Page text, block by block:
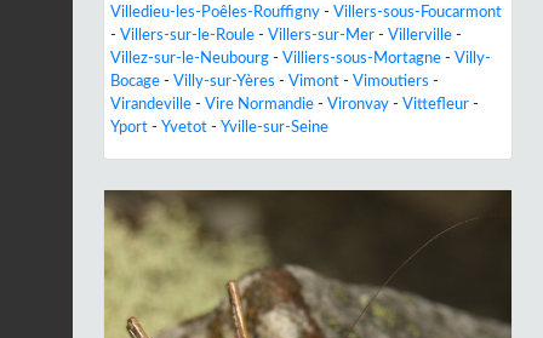
Villedieu-les-Poêles-Rouffigny - Villers-sous-Foucarmont
- Villers-sur-le-Roule - Villers-sur-Mer - Villerville -
Villez-sur-le-Neubourg - Villiers-sous-Mortagne - Villy-
Bocage - Villy-sur-Yères - Vimont - Vimoutiers -
Virandeville - Vire Normandie - Vironvay - Vittefleur -
Yport - Yvetot - Yville-sur-Seine